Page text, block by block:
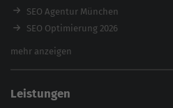
SEO Agentur München
SEO Optimierung 2026
Backlink-Audit 2026
Referenzen
mehr anzeigen
Leistungen